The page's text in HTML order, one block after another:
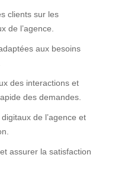
clients sur les
de l’agence.
aux besoins
des interactions et
des demandes.
de l’agence et
assurer la satisfaction